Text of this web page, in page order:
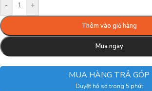
- +
Thêm vào giỏ hàng
Mua ngay
MUA HÀNG TRẢ GÓP
Duyệt hồ sơ trong 5 phút